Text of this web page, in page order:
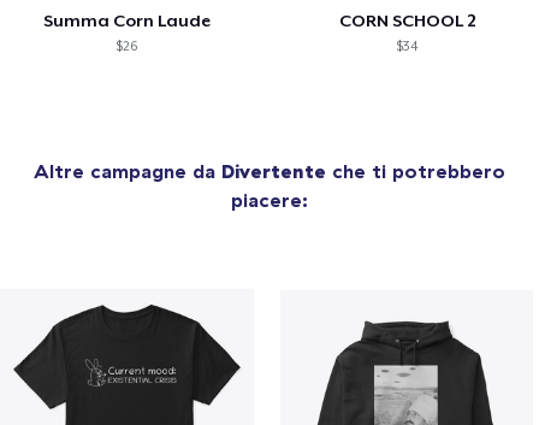
Summa Corn Laude
$26
CORN SCHOOL 2
$34
Altre campagne da Divertente che ti potrebbero
piacere: